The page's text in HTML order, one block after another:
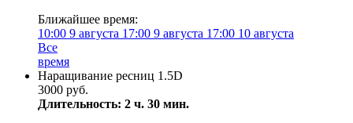
Ближайшее время:
10:00 9 августа 17:00 9 августа 17:00 10 августа
Все
время
Наращивание ресниц 1.5D
3000 руб.
Длительность: 2 ч. 30 мин.